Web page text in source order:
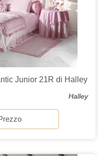
Junior 21R di Halley
Halley